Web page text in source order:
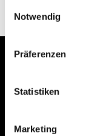
Notwendig
Präferenzen
Statistiken
Marketing